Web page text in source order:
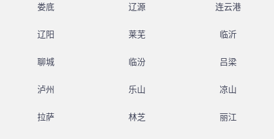
娄底 辽源 连云港
辽阳 莱芜 临沂
聊城 临汾 吕梁
泸州 乐山 凉山
拉萨 林芝 丽江